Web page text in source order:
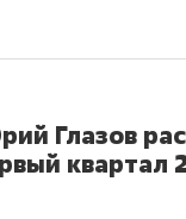
Глазов
квартал